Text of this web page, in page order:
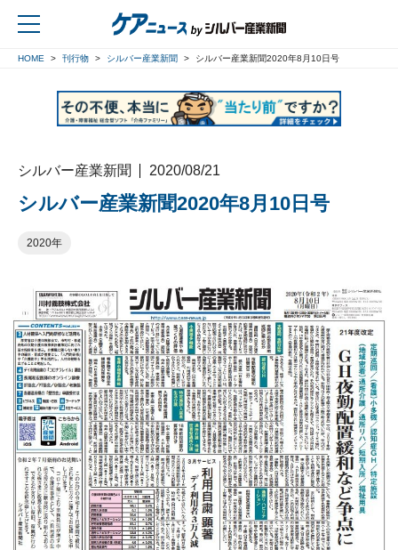
HOME 刊行物 シルバー産業新聞 シルバー産業新聞2020年8月10日号
シルバー産業新聞 2020/08/21
シルバー産業新聞2020年8月10日号
2020年